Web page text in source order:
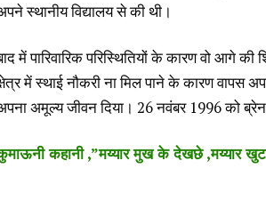
स्थानीय विद्यालय से की थी।
में पारिवारिक परिस्थितियों के कारण वो आगे
में स्थाई नौकरी ना मिल पाने के कारण
अमूल्य जीवन दिया। 26 नवंबर 1996 को
कहानी ,”मय्यार मुख के देखछे ,मय्यार